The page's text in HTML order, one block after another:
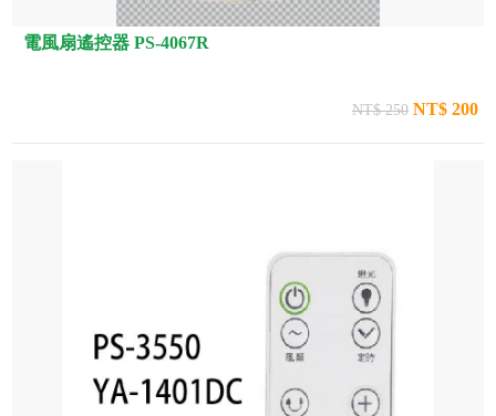
電風扇遙控器 PS-4067R
NT$ 250 NT$ 200